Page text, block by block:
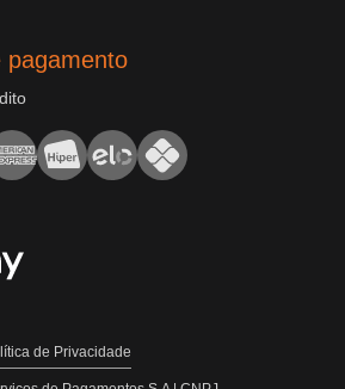
pagamento
de Privacidade